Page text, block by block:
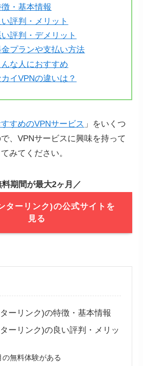
・基本情報
評判・メリット
評判・デメリット
プランや支払い方法
な人におすすめ
イVPNの違いは？
すめのVPNサービス 」をいくつ
、VPNサービスに興味を持って
みてください。
料期間が最大2ヶ月／
ターリンク)の公式サイトを
見る
ーリンク)の特徴・基本情報
ーリンク)の良い評判・メリッ
の無料体験がある